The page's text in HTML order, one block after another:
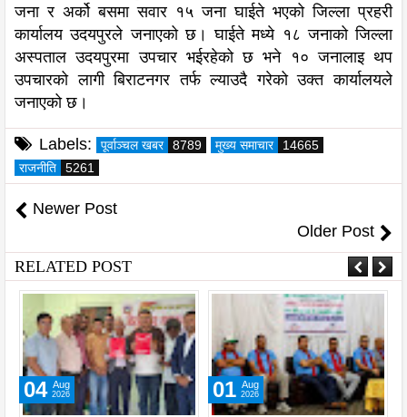
जना र अर्को बसमा सवार १५ जना घाईते भएको जिल्ला प्रहरी
कार्यालय उदयपुरले जनाएको छ। घाईते मध्ये १८ जनाको जिल्ला
अस्पताल उदयपुरमा उपचार भईरहेको छ भने १० जनालाइ थप
उपचारको लागी बिराटनगर तर्फ ल्याउदै गरेको उक्त कार्यालयले
जनाएको छ।
Labels: पूर्वाञ्चल खबर 8789 मुख्य समाचार
14665
राजनीति
5261
Newer Post
Older Post
RELATED POST
04 Aug
2026 01 Aug
2026